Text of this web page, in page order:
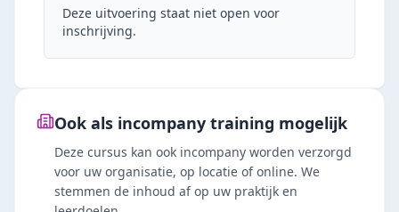
Deze uitvoering staat niet open voor
inschrijving.
Ook als incompany training mogelijk
Deze cursus kan ook incompany worden verzorgd
voor uw organisatie, op locatie of online. We
stemmen de inhoud af op uw praktijk en